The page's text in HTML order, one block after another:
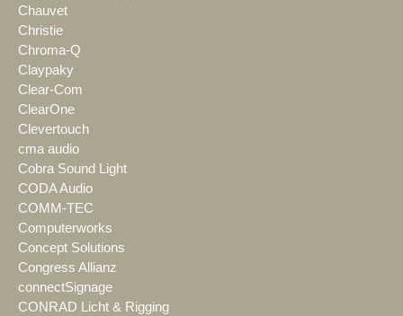
Chauvet
Christie
Chroma-Q
Claypaky
Clear-Com
ClearOne
Clevertouch
cma audio
Cobra Sound Light
CODA Audio
COMM-TEC
Computerworks
Concept Solutions
Congress Allianz
connectSignage
CONRAD Licht & Rigging